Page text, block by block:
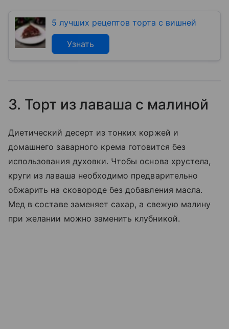
5 лучших рецептов торта с вишней
Узнать
3. Торт из лаваша с малиной
Диетический десерт из тонких коржей и
домашнего заварного крема готовится без
использования духовки. Чтобы основа хрустела,
круги из лаваша необходимо предварительно
обжарить на сковороде без добавления масла.
Мед в составе заменяет сахар, а свежую малину
при желании можно заменить клубникой.